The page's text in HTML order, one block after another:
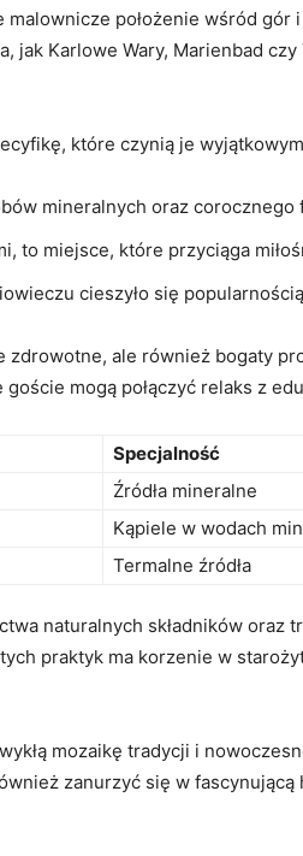
‌położenie wśród gór
jak ​Karlowe⁤ Wary, Marienbad
które czynią je
mineralnych oraz
to miejsce, które ‍przyciąga
cieszyło się​
ale również⁣ bogaty
mogą‌ połączyć relaks z
Specjalność
Źródła⁣ mineralne
Kąpiele w⁢ wodach
Termalne źródła
naturalnych składników oraz
praktyk ma korzenie w
mozaikę ​tradycji i
zanurzyć się w